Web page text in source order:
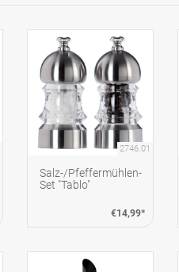
2746.01
Salz-/Pfeffermühlen-
Set "Tablo"
€14,99*